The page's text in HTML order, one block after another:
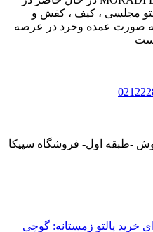
مجلسی ، کیف ، کفش و
صورت عمده وخرد در عرصه
-طبقه اول- فروشگاه سپیکا